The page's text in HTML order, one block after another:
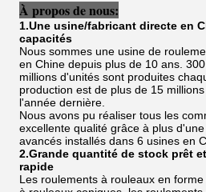
À propos de nous:
1.Une usine/fabricant directe en
capacités
Nous sommes une usine de
en Chine depuis plus de 10 ans.
millions d'unités sont produites
production est de plus de 15
l'année dernière.
Nous avons pu réaliser tous les
excellente qualité grâce à plus
avancés installés dans 6 usines en
2.Grande quantité de stock prêt
rapide
Les roulements à rouleaux en